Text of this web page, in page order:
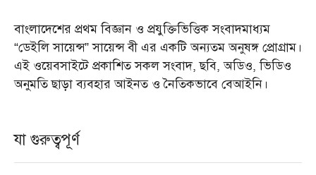
বাংলাদেশের প্রথম বিজ্ঞান ও প্রযুক্তিভিত্তিক সংবাদমাধ্যম
“ডেইলি সায়েন্স” সায়েন্স বী এর একটি অন্যতম অনুষঙ্গ প্রোগ্রাম।
এই ওয়েবসাইটে প্রকাশিত সকল সংবাদ, ছবি, অডিও, ভিডিও
অনুমতি ছাড়া ব্যবহার আইনত ও নৈতিকভাবে বেআইনি।
যা গুরুত্বপূর্ণ